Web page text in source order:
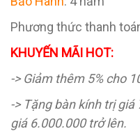
Phương thức thanh
KHUYẾN MÃI HOT:
-> Giảm thêm 5% cho
-> Tặng bàn kính trị
giá 6.000.000 trở lên.